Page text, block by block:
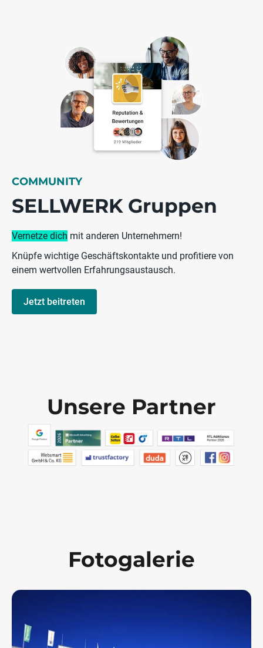
COMMUNITY
SELLWERK Gruppen
Vernetze dich mit anderen Unternehmern!
Knüpfe wichtige Geschäftskontakte und profitiere von
einem wertvollen Erfahrungsaustausch.
Jetzt beitreten
Unsere Partner
Fotogalerie